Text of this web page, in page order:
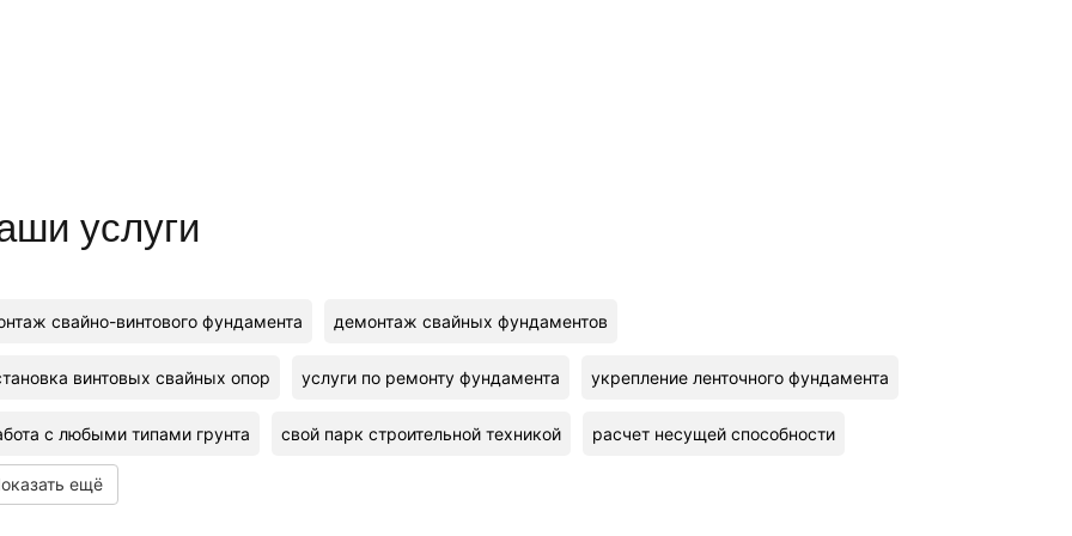
услуги
свайно-винтового фундамента демонтаж свайных фундаментов
винтовых свайных опор услуги по ремонту фундамента укрепление ленточного фундамента
с любыми типами грунта свой парк строительной техникой расчет несущей способности
техника
ещё